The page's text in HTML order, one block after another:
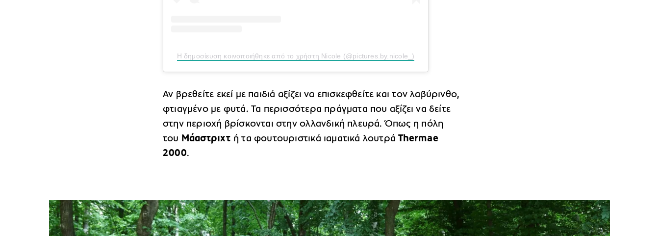
Η δημοσίευση κοινοποιήθηκε από το χρήστη Nicole (@pictures.by.nicole_)
Αν βρεθείτε εκεί με παιδιά αξίζει να επισκεφθείτε και τον λαβύρινθο,
φτιαγμένο με φυτά. Τα περισσότερα πράγματα που αξίζει να δείτε
στην περιοχή βρίσκονται στην ολλανδική πλευρά. Όπως η πόλη
του Μάαστριχτ ή τα φουτουριστικά ιαματικά λουτράThermae
2000.